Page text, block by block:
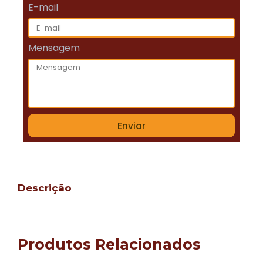
E-mail
Mensagem
Enviar
Descrição
Produtos Relacionados